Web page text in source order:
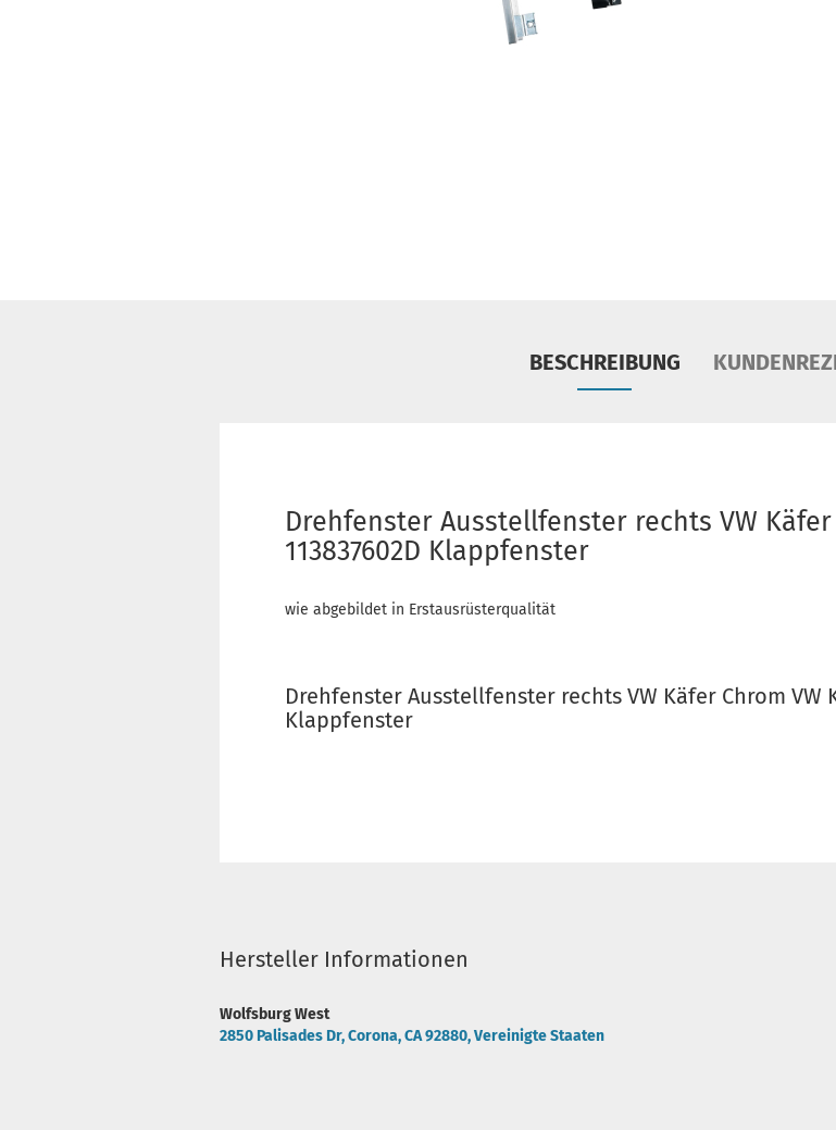
BESCHREIBUNG
Drehfenster Ausstellfenster rechts VW Käfer
113837602D Klappfenster
wie abgebildet in Erstausrüsterqualität
Drehfenster Ausstellfenster rechts VW Käfer Chrom VW
Klappfenster
Hersteller Informationen
Wolfsburg West
2850 Palisades Dr, Corona, CA 92880, Vereinigte Staaten